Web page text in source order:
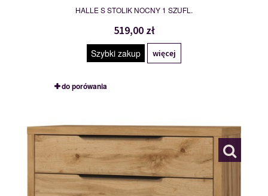
HALLE S STOLIK NOCNY 1 SZUFL.
519,00 zł
Szybki zakup więcej
do porówania